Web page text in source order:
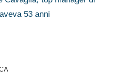
53 anni